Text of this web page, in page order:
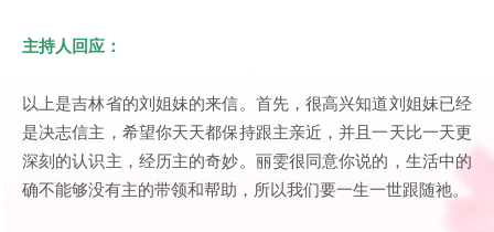
主持人回应：
以上是吉林省的刘姐妹的来信。首先，很高兴知道刘姐妹已经
是决志信主，希望你天天都保持跟主亲近，并且一天比一天更
深刻的认识主，经历主的奇妙。丽雯很同意你说的，生活中的
确不能够没有主的带领和帮助，所以我们要一生一世跟随祂。